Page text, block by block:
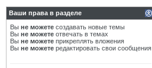
Ваши права в разделе
Вы не можете создавать новые темы
Вы не можете отвечать в темах
Вы не можете прикреплять вложения
Вы не можете редактировать свои сообщения